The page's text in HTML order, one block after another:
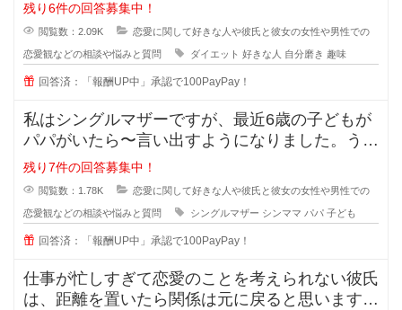
残り6件の回答募集中！
閲覧数：2.09K 恋愛に関して好きな人や彼氏と彼女の女性や男性での
恋愛観などの相談や悩みと質問 ダイエット 好きな人 自分磨き 趣味
回答済：「報酬UP中」承認で100PayPay！
私はシングルマザーですが、最近6歳の子どもが
パパがいたら〜言い出すようになりました。うち
ではもう元旦那との関係も完全に切
残り7件の回答募集中！
閲覧数：1.78K 恋愛に関して好きな人や彼氏と彼女の女性や男性での
恋愛観などの相談や悩みと質問 シングルマザー シンママ パパ 子ども
回答済：「報酬UP中」承認で100PayPay！
仕事が忙しすぎて恋愛のことを考えられない彼氏
は、距離を置いたら関係は元に戻ると思いますか